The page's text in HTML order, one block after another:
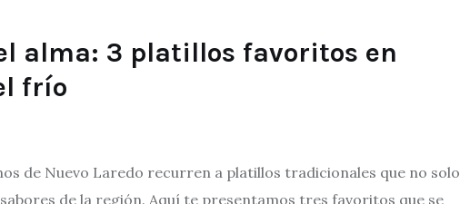
alma: 3 platillos favoritos en
frío
de Nuevo Laredo recurren a platillos tradicionales que no solo
de la región. Aquí te presentamos tres favoritos que se